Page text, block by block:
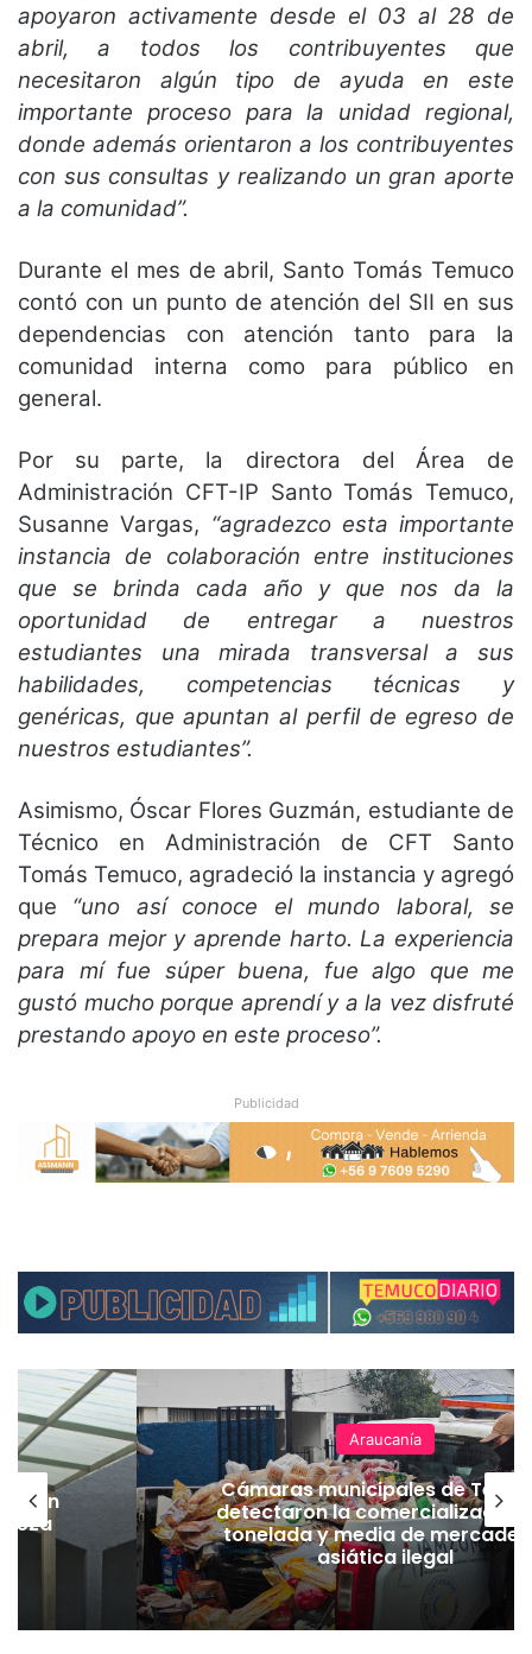
apoyaron activamente desde el 03 al 28 de
abril, a todos los contribuyentes que
necesitaron algún tipo de ayuda en este
importante proceso para la unidad regional,
donde además orientaron a los contribuyentes
con sus consultas y realizando un gran aporte
a la comunidad”.
Durante el mes de abril, Santo Tomás Temuco
contó con un punto de atención del SII en sus
dependencias con atención tanto para la
comunidad interna como para público en
general.
Por su parte, la directora del Área de
Administración CFT-IP Santo Tomás Temuco,
Susanne Vargas, “agradezco esta importante
instancia de colaboración entre instituciones
que se brinda cada año y que nos da la
oportunidad de entregar a nuestros
estudiantes una mirada transversal a sus
habilidades, competencias técnicas y
genéricas, que apuntan al perfil de egreso de
nuestros estudiantes”.
Asimismo, Óscar Flores Guzmán, estudiante de
Técnico en Administración de CFT Santo
Tomás Temuco, agradeció la instancia y agregó
que “uno así conoce el mundo laboral, se
prepara mejor y aprende harto. La experiencia
para mí fue súper buena, fue algo que me
gustó mucho porque aprendí y a la vez disfruté
prestando apoyo en este proceso”.
Publicidad
Araucanía
Cámaras municipales de
detectaron la comercialización
tonelada y media de
asiática ilegal